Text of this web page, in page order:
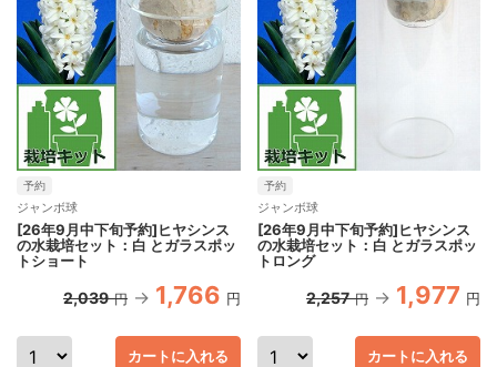
予約
ジャンボ球
[26年9月中下旬予約]ヒヤシンス
の水栽培セット：白 とガラスポッ
トショート
2,039 円 1,766 円
カートに入れる
予約
ジャンボ球
[26年9月中下旬予約]ヒヤシンス
の水栽培セット：白 とガラスポッ
トロング
2,257 円 1,977 円
カートに入れる